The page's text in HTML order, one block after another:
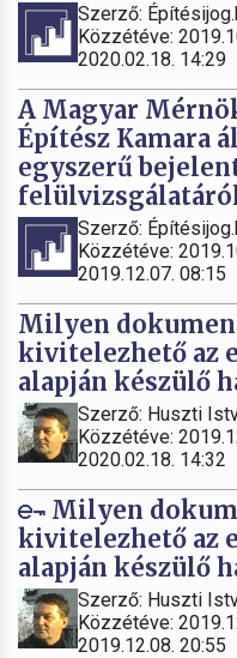
Szerző:
Közzétéve:
2020.02.18. 14:29
A Magyar
Építész Kamara
egyszerű
Szerző:
Közzétéve:
2019.12.07. 08:15
Milyen
kivitelezhető az
alapján készülő
Szerző: Huszti
Közzétéve:
2020.02.18. 14:32
Milyen
kivitelezhető az
alapján készülő
Szerző: Huszti
Közzétéve:
2019.12.08. 20:55